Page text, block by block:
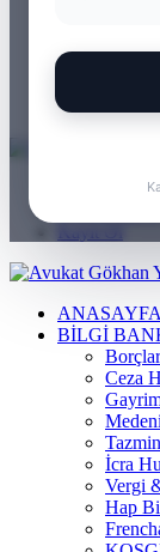
Rastgele
ANASAYFA
BILGI
Ceza
İcra
Vergi
Hap